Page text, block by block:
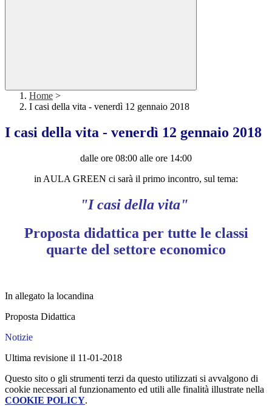
Home >
I casi della vita - venerdì 12 gennaio 2018
I casi della vita - venerdì 12 gennaio 2018
dalle ore 08:00 alle ore 14:00
in AULA GREEN ci sarà il primo incontro, sul tema:
"I casi della vita"
Proposta didattica per tutte le classi
quarte del settore economico
In allegato la locandina
Proposta Didattica
Notizie
Ultima revisione il 11-01-2018
Questo sito o gli strumenti terzi da questo utilizzati si avvalgono di
cookie necessari al funzionamento ed utili alle finalità illustrate nella
COOKIE POLICY.